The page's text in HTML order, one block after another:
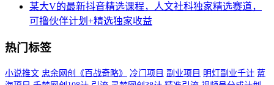
某大V的最新抖音精选课程，人文社科独家精选赛道，
可撸伙伴计划+精选独家收益
热门标签
小说推文 忠余网创《百战奇略》 冷门项目 副业项目 明灯副业千计 蓝